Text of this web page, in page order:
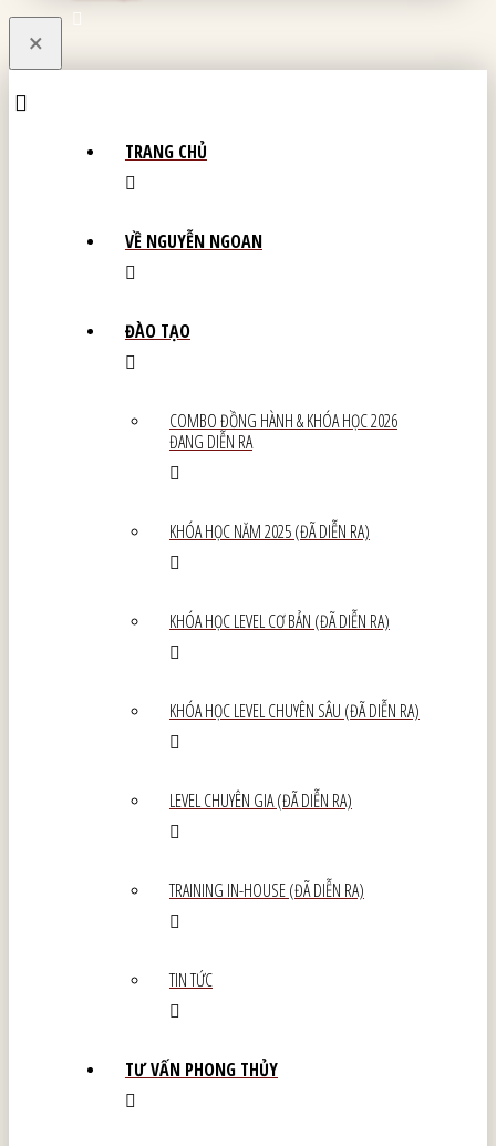
×
TRANG CHỦ
VỀ NGUYỄN NGOAN
ĐÀO TẠO
COMBO ĐỒNG HÀNH & KHÓA HỌC 2026
ĐANG DIỄN RA
KHÓA HỌC NĂM 2025 (ĐÃ DIỄN RA)
KHÓA HỌC LEVEL CƠ BẢN (ĐÃ DIỄN RA)
KHÓA HỌC LEVEL CHUYÊN SÂU (ĐÃ DIỄN RA)
LEVEL CHUYÊN GIA (ĐÃ DIỄN RA)
TRAINING IN-HOUSE (ĐÃ DIỄN RA)
TIN TỨC
TƯ VẤN PHONG THỦY